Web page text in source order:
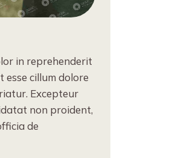
in reprehenderit
cillum dolore
Excepteur
non proident,
de